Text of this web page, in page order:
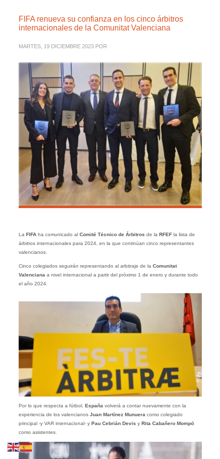
FIFA renueva su confianza en los cinco árbitros
internacionales de la Comunitat Valenciana
MARTES, 19 DICIEMBRE 2023 POR
La FIFAha comunicado al Comité Técnico de Árbitros de la RFEF la lista de
árbitros internacionales para 2024, en la que continúan cinco representantes
valencianos.
Cinco colegiados seguirán representando al arbitraje de la Comunitat
Valenciana a nivel internacional a partir del próximo 1 de enero y durante todo
el año 2024.
Por lo que respecta a fútbol, España volverá a contar nuevamente con la
experiencia de los valencianos Juan Martínez Munuera como colegiado
principal -y VAR internacional- y Pau Cebrián Devis y Rita Cabañero Mompó
como asistentes.